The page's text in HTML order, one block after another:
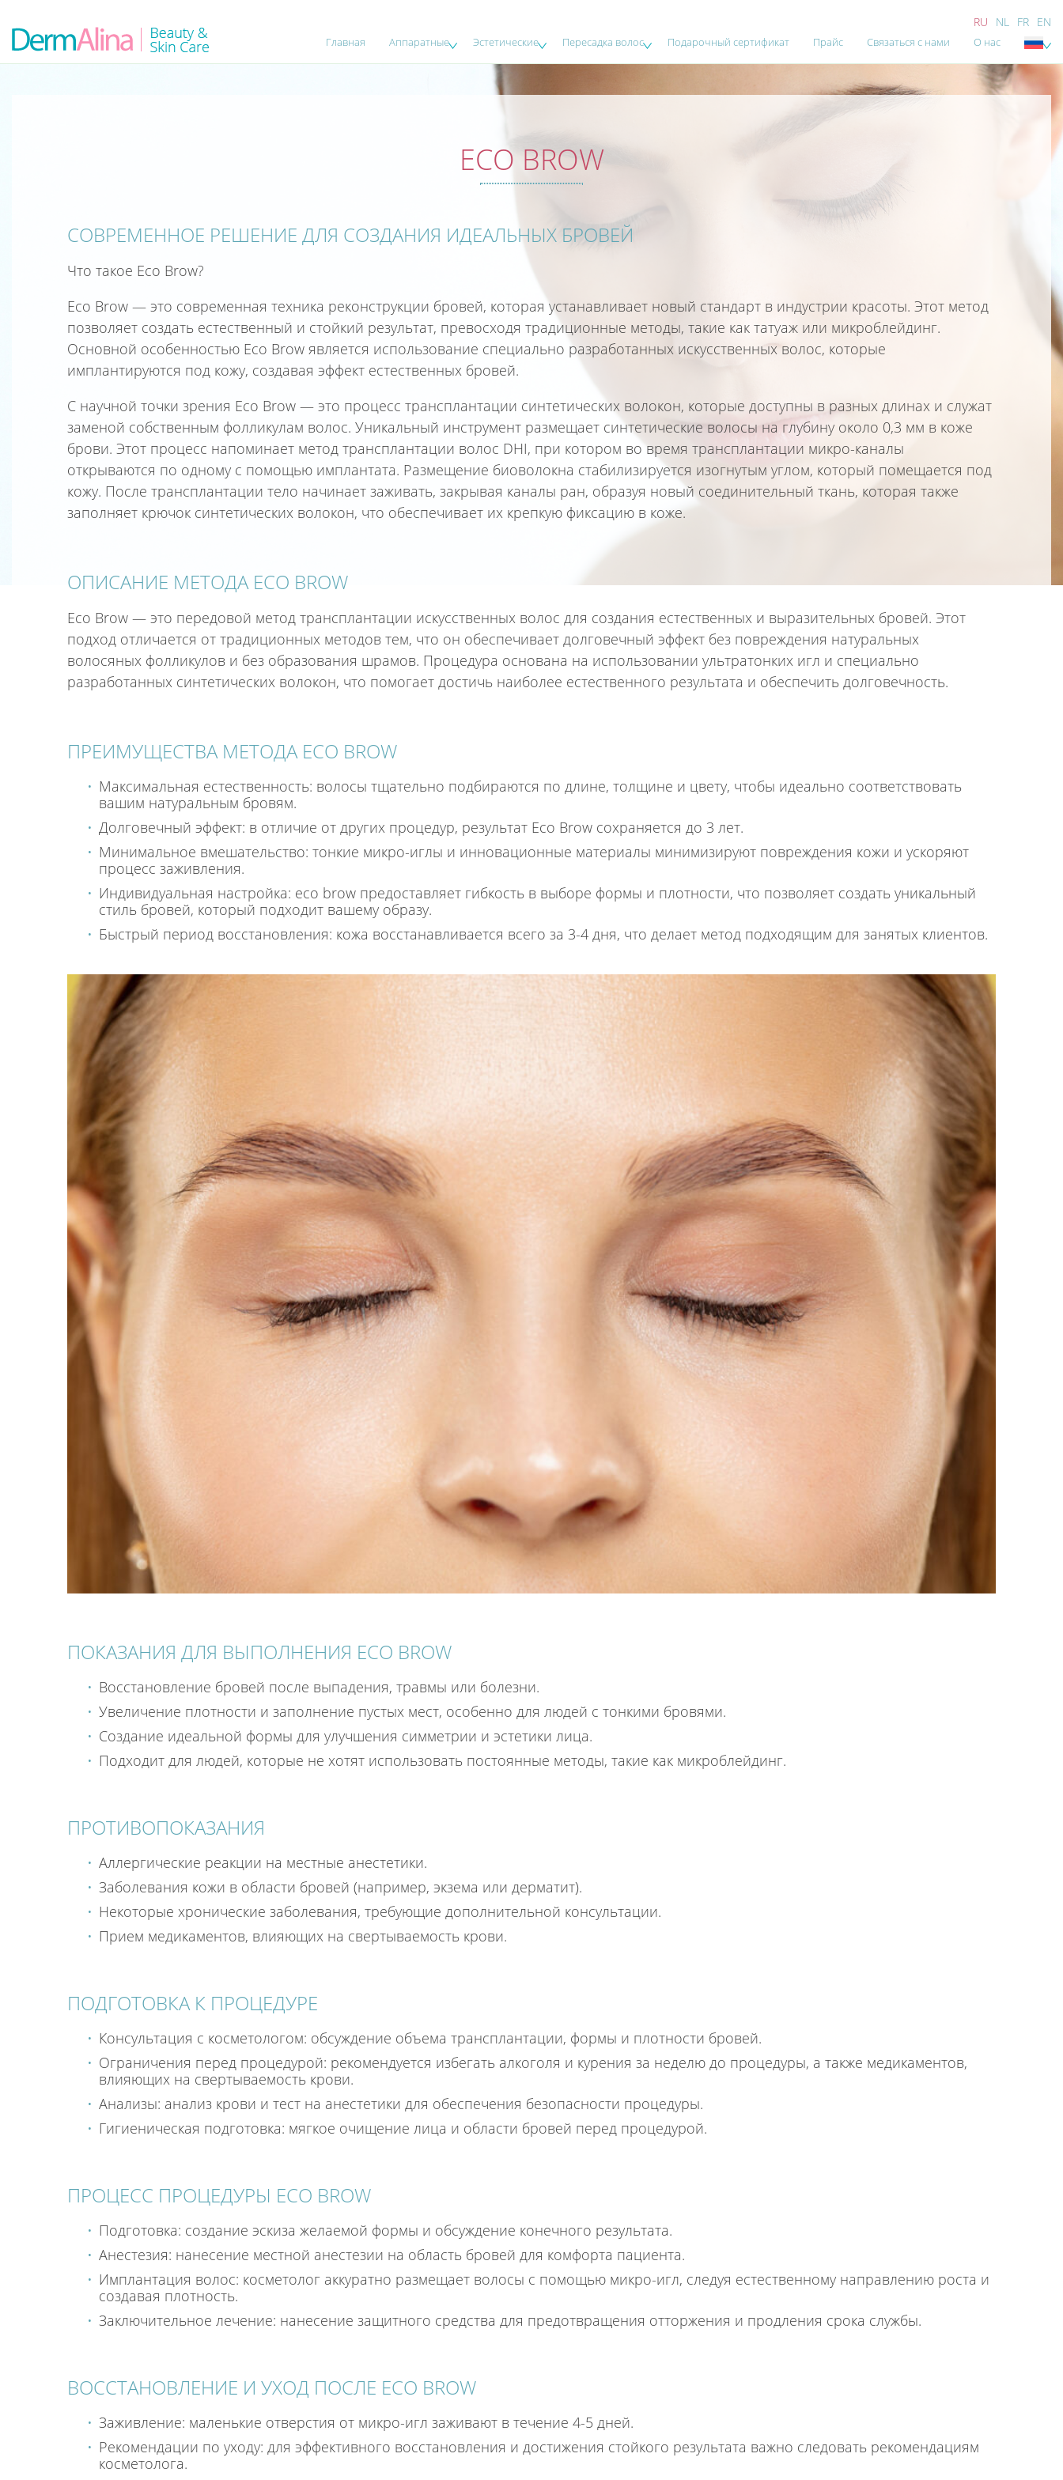
RU NL FR EN
Главная Аппаратные Эстетические Пересадка волос Подарочный сертификат Прайс Связаться с нами О нас
ECO BROW
СОВРЕМЕННОЕ РЕШЕНИЕ ДЛЯ СОЗДАНИЯ ИДЕАЛЬНЫХ БРОВЕЙ
Что такое Eco Brow?
Eco Brow — это современная техника реконструкции бровей, которая устанавливает новый стандарт в индустрии красоты. Этот метод
позволяет создать естественный и стойкий результат, превосходя традиционные методы, такие как татуаж или микроблейдинг.
Основной особенностью Eco Brow является использование специально разработанных искусственных волос, которые
имплантируются под кожу, создавая эффект естественных бровей.
С научной точки зрения Eco Brow — это процесс трансплантации синтетических волокон, которые доступны в разных длинах и служат
заменой собственным фолликулам волос. Уникальный инструмент размещает синтетические волосы на глубину около 0,3 мм в коже
брови. Этот процесс напоминает метод трансплантации волос DHI, при котором во время трансплантации микро-каналы
открываются по одному с помощью имплантата. Размещение биоволокна стабилизируется изогнутым углом, который помещается под
кожу. После трансплантации тело начинает заживать, закрывая каналы ран, образуя новый соединительный ткань, которая также
заполняет крючок синтетических волокон, что обеспечивает их крепкую фиксацию в коже.
ОПИСАНИЕ МЕТОДА ECO BROW
Eco Brow — это передовой метод трансплантации искусственных волос для создания естественных и выразительных бровей. Этот
подход отличается от традиционных методов тем, что он обеспечивает долговечный эффект без повреждения натуральных
волосяных фолликулов и без образования шрамов. Процедура основана на использовании ультратонких игл и специально
разработанных синтетических волокон, что помогает достичь наиболее естественного результата и обеспечить долговечность.
ПРЕИМУЩЕСТВА МЕТОДА ECO BROW
Максимальная естественность: волосы тщательно подбираются по длине, толщине и цвету, чтобы идеально соответствовать
вашим натуральным бровям.
Долговечный эффект: в отличие от других процедур, результат Eco Brow сохраняется до 3 лет.
Минимальное вмешательство: тонкие микро-иглы и инновационные материалы минимизируют повреждения кожи и ускоряют
процесс заживления.
Индивидуальная настройка: eco brow предоставляет гибкость в выборе формы и плотности, что позволяет создать уникальный
стиль бровей, который подходит вашему образу.
Быстрый период восстановления: кожа восстанавливается всего за 3-4 дня, что делает метод подходящим для занятых клиентов.
ПОКАЗАНИЯ ДЛЯ ВЫПОЛНЕНИЯ ECO BROW
Восстановление бровей после выпадения, травмы или болезни.
Увеличение плотности и заполнение пустых мест, особенно для людей с тонкими бровями.
Создание идеальной формы для улучшения симметрии и эстетики лица.
Подходит для людей, которые не хотят использовать постоянные методы, такие как микроблейдинг.
ПРОТИВОПОКАЗАНИЯ
Аллергические реакции на местные анестетики.
Заболевания кожи в области бровей (например, экзема или дерматит).
Некоторые хронические заболевания, требующие дополнительной консультации.
Прием медикаментов, влияющих на свертываемость крови.
ПОДГОТОВКА К ПРОЦЕДУРЕ
Консультация с косметологом: обсуждение объема трансплантации, формы и плотности бровей.
Ограничения перед процедурой: рекомендуется избегать алкоголя и курения за неделю до процедуры, а также медикаментов,
влияющих на свертываемость крови.
Анализы: анализ крови и тест на анестетики для обеспечения безопасности процедуры.
Гигиеническая подготовка: мягкое очищение лица и области бровей перед процедурой.
ПРОЦЕСС ПРОЦЕДУРЫ ECO BROW
Подготовка: создание эскиза желаемой формы и обсуждение конечного результата.
Анестезия: нанесение местной анестезии на область бровей для комфорта пациента.
Имплантация волос: косметолог аккуратно размещает волосы с помощью микро-игл, следуя естественному направлению роста и
создавая плотность.
Заключительное лечение: нанесение защитного средства для предотвращения отторжения и продления срока службы.
ВОССТАНОВЛЕНИЕ И УХОД ПОСЛЕ ECO BROW
Заживление: маленькие отверстия от микро-игл заживают в течение 4-5 дней.
Рекомендации по уходу: для эффективного восстановления и достижения стойкого результата важно следовать рекомендациям
косметолога.